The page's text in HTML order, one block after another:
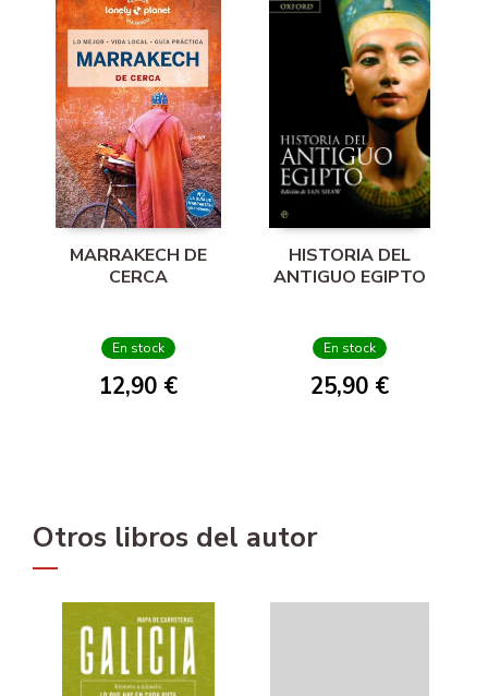
MARRAKECH DE
CERCA
En stock
12,90 €
HISTORIA DEL
ANTIGUO EGIPTO
En stock
25,90 €
Otros libros del autor